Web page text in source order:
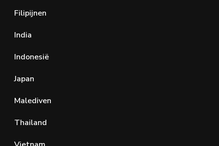
Filipijnen
India
Indonesië
Japan
Malediven
Thailand